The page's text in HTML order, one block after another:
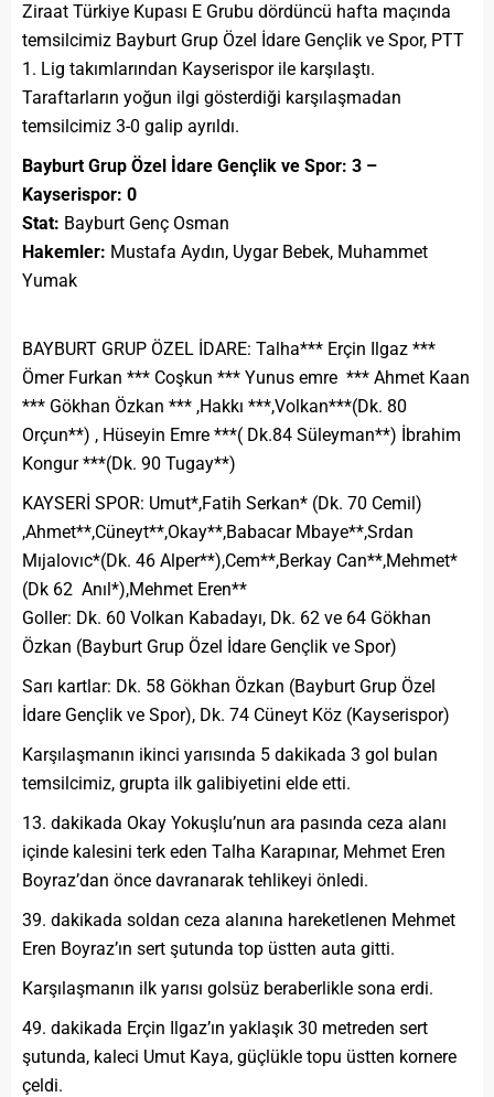
Ziraat Türkiye Kupası E Grubu dördüncü hafta maçında
temsilcimiz Bayburt Grup Özel İdare Gençlik ve Spor, PTT
1. Lig takımlarından Kayserispor ile karşılaştı.
Taraftarların yoğun ilgi gösterdiği karşılaşmadan
temsilcimiz 3-0 galip ayrıldı.
Bayburt Grup Özel İdare Gençlik ve Spor: 3 –
Kayserispor: 0
Stat: Bayburt Genç Osman
Hakemler: Mustafa Aydın, Uygar Bebek, Muhammet
Yumak
BAYBURT GRUP ÖZEL İDARE: Talha*** Erçin Ilgaz ***
Ömer Furkan *** Coşkun *** Yunus emre *** Ahmet Kaan
*** Gökhan Özkan *** ,Hakkı ***,Volkan***(Dk. 80
Orçun**) , Hüseyin Emre ***( Dk.84 Süleyman**) İbrahim
Kongur ***(Dk. 90 Tugay**)
KAYSERİ SPOR: Umut*,Fatih Serkan* (Dk. 70 Cemil)
,Ahmet**,Cüneyt**,Okay**,Babacar Mbaye**,Srdan
Mıjalovıc*(Dk. 46 Alper**),Cem**,Berkay Can**,Mehmet*
(Dk 62 Anıl*),Mehmet Eren**
Goller: Dk. 60 Volkan Kabadayı, Dk. 62 ve 64 Gökhan
Özkan (Bayburt Grup Özel İdare Gençlik ve Spor)
Sarı kartlar: Dk. 58 Gökhan Özkan (Bayburt Grup Özel
İdare Gençlik ve Spor), Dk. 74 Cüneyt Köz (Kayserispor)
Karşılaşmanın ikinci yarısında 5 dakikada 3 gol bulan
temsilcimiz, grupta ilk galibiyetini elde etti.
13. dakikada Okay Yokuşlu’nun ara pasında ceza alanı
içinde kalesini terk eden Talha Karapınar, Mehmet Eren
Boyraz’dan önce davranarak tehlikeyi önledi.
39. dakikada soldan ceza alanına hareketlenen Mehmet
Eren Boyraz’ın sert şutunda top üstten auta gitti.
Karşılaşmanın ilk yarısı golsüz beraberlikle sona erdi.
49. dakikada Erçin Ilgaz’ın yaklaşık 30 metreden sert
şutunda, kaleci Umut Kaya, güçlükle topu üstten kornere
çeldi.